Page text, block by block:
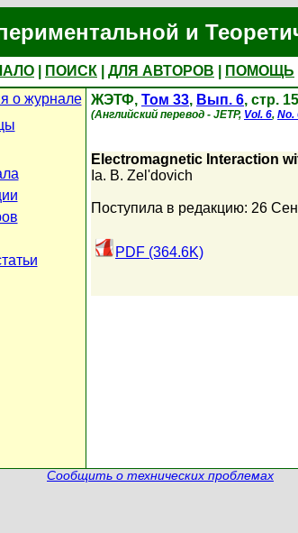
и
ПОИСК ДЛЯ АВТОРОВ
ПОМОЩЬ
о журнале
ЖЭТФ, Том 33, Вып. 6, стр.
(Английский перевод - JETP, Vol. 6, No.
Electromagnetic Interaction
Ia. B. Zel'dovich
Поступила в редакцию: 26
PDF (364.6K)
Сообщить о технических проблемах